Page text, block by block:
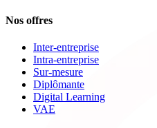
Nos offres
Inter-entreprise
Intra-entreprise
Sur-mesure
Diplômante
Digital Learning
VAE